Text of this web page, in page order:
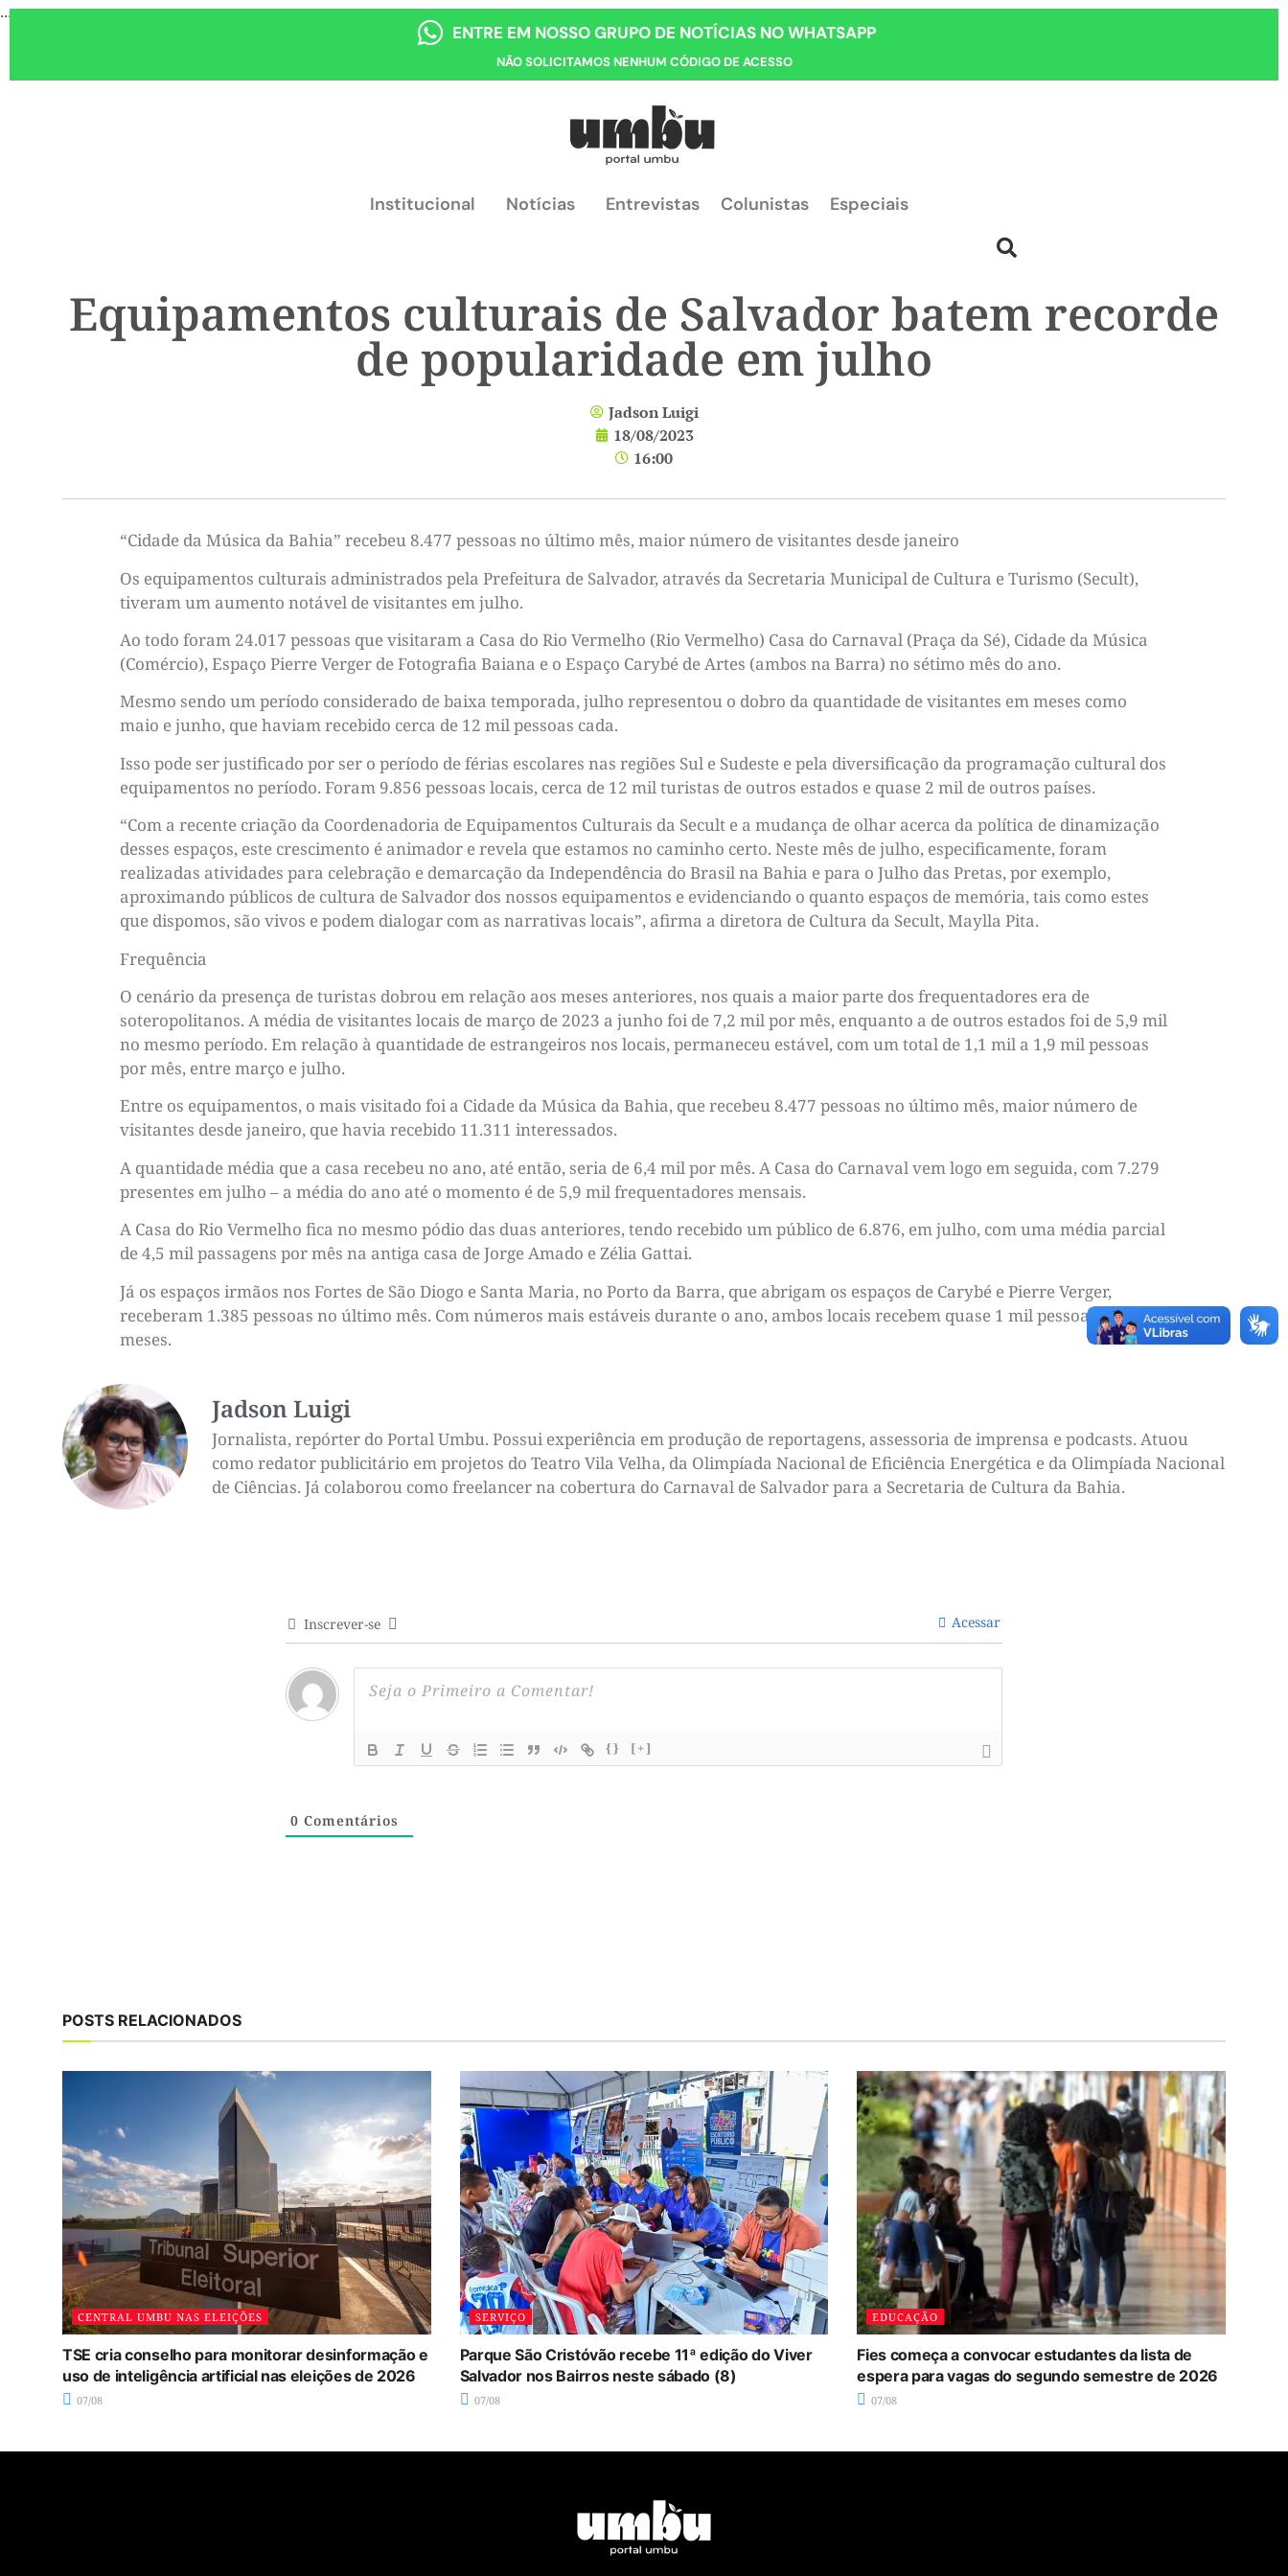
...
ENTRE EM NOSSO GRUPO DE NOTÍCIAS NO WHATSAPP
NÃO SOLICITAMOS NENHUM CÓDIGO DE ACESSO
Institucional Notícias Entrevistas Colunistas Especiais
Equipamentos culturais de Salvador batem recorde
de popularidade em julho
Jadson Luigi
18/08/2023
16:00
“Cidade da Música da Bahia” recebeu 8.477 pessoas no último mês, maior número de visitantes desde janeiro
Os equipamentos culturais administrados pela Prefeitura de Salvador, através da Secretaria Municipal de Cultura e Turismo (Secult),
tiveram um aumento notável de visitantes em julho.
Ao todo foram 24.017 pessoas que visitaram a Casa do Rio Vermelho (Rio Vermelho) Casa do Carnaval (Praça da Sé), Cidade da Música
(Comércio), Espaço Pierre Verger de Fotografia Baiana e o Espaço Carybé de Artes (ambos na Barra) no sétimo mês do ano.
Mesmo sendo um período considerado de baixa temporada, julho representou o dobro da quantidade de visitantes em meses como
maio e junho, que haviam recebido cerca de 12 mil pessoas cada.
Isso pode ser justificado por ser o período de férias escolares nas regiões Sul e Sudeste e pela diversificação da programação cultural dos
equipamentos no período. Foram 9.856 pessoas locais, cerca de 12 mil turistas de outros estados e quase 2 mil de outros países.
“Com a recente criação da Coordenadoria de Equipamentos Culturais da Secult e a mudança de olhar acerca da política de dinamização
desses espaços, este crescimento é animador e revela que estamos no caminho certo. Neste mês de julho, especificamente, foram
realizadas atividades para celebração e demarcação da Independência do Brasil na Bahia e para o Julho das Pretas, por exemplo,
aproximando públicos de cultura de Salvador dos nossos equipamentos e evidenciando o quanto espaços de memória, tais como estes
que dispomos, são vivos e podem dialogar com as narrativas locais”, afirma a diretora de Cultura da Secult, Maylla Pita.
Frequência
O cenário da presença de turistas dobrou em relação aos meses anteriores, nos quais a maior parte dos frequentadores era de
soteropolitanos. A média de visitantes locais de março de 2023 a junho foi de 7,2 mil por mês, enquanto a de outros estados foi de 5,9 mil
no mesmo período. Em relação à quantidade de estrangeiros nos locais, permaneceu estável, com um total de 1,1 mil a 1,9 mil pessoas
por mês, entre março e julho.
Entre os equipamentos, o mais visitado foi a Cidade da Música da Bahia, que recebeu 8.477 pessoas no último mês, maior número de
visitantes desde janeiro, que havia recebido 11.311 interessados.
A quantidade média que a casa recebeu no ano, até então, seria de 6,4 mil por mês. A Casa do Carnaval vem logo em seguida, com 7.279
presentes em julho – a média do ano até o momento é de 5,9 mil frequentadores mensais.
A Casa do Rio Vermelho fica no mesmo pódio das duas anteriores, tendo recebido um público de 6.876, em julho, com uma média parcial
de 4,5 mil passagens por mês na antiga casa de Jorge Amado e Zélia Gattai.
Já os espaços irmãos nos Fortes de São Diogo e Santa Maria, no Porto da Barra, que abrigam os espaços de Carybé e Pierre Verger,
receberam 1.385 pessoas no último mês. Com números mais estáveis durante o ano, ambos locais recebem quase 1 mil pessoas todos os
meses.
Jadson Luigi
Jornalista, repórter do Portal Umbu. Possui experiência em produção de reportagens, assessoria de imprensa e podcasts. Atuou
como redator publicitário em projetos do Teatro Vila Velha, da Olimpíada Nacional de Eficiência Energética e da Olimpíada Nacional
de Ciências. Já colaborou como freelancer na cobertura do Carnaval de Salvador para a Secretaria de Cultura da Bahia.
Inscrever-se Acessar
{} [+]
0 Comentários
POSTS RELACIONADOS
CENTRAL UMBU NAS ELEIÇÕES
TSE cria conselho para monitorar desinformação e
uso de inteligência artificial nas eleições de 2026
07/08
SERVIÇO
Parque São Cristóvão recebe 11ª edição do Viver
Salvador nos Bairros neste sábado (8)
07/08
EDUCAÇÃO
Fies começa a convocar estudantes da lista de
espera para vagas do segundo semestre de 2026
07/08